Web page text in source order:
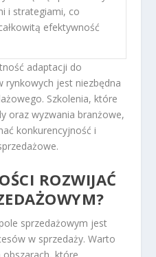
i strategiami, co
efektywność
adaptacji do
rynkowych jest niezbędna
Szkolenia, które
oraz wyzwania branżowe,
konkurencyjność i
ROZWIJAĆ
sprzedażowym jest
w sprzedaży. Warto
obszarach, które